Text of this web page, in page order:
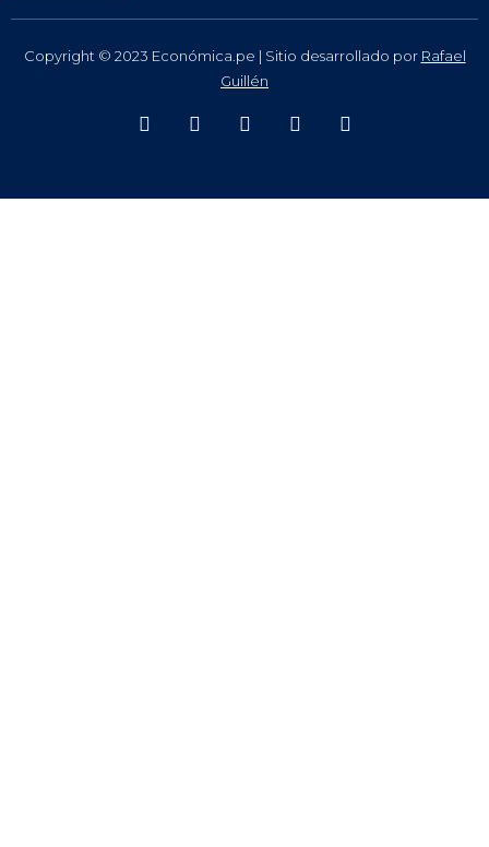
Copyright © 2023 Económica.pe | Sitio desarrollado por Rafael
Guillén